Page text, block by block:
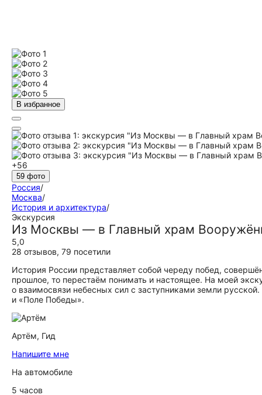
В избранное
+56
59 фото
Россия/
Москва/
История и архитектура/
Экскурсия
Из Москвы — в Главный храм
5,0
28 отзывов, 79 посетили
История России представляет собой череду побед,
прошлое, то перестаём понимать и настоящее. На моей
о взаимосвязи небесных сил с заступниками земли
и «Поле Победы».
Артём, Гид
Напишите мне
На автомобиле
5 часов